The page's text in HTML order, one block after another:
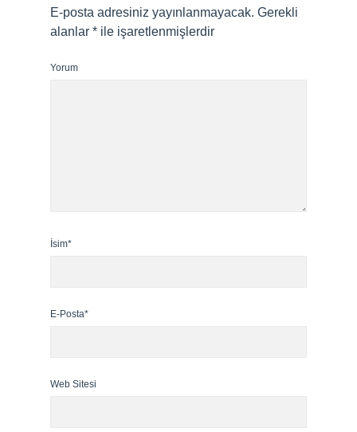
E-posta adresiniz yayınlanmayacak. Gerekli
alanlar * ile işaretlenmişlerdir
Yorum
İsim*
E-Posta*
Web Sitesi